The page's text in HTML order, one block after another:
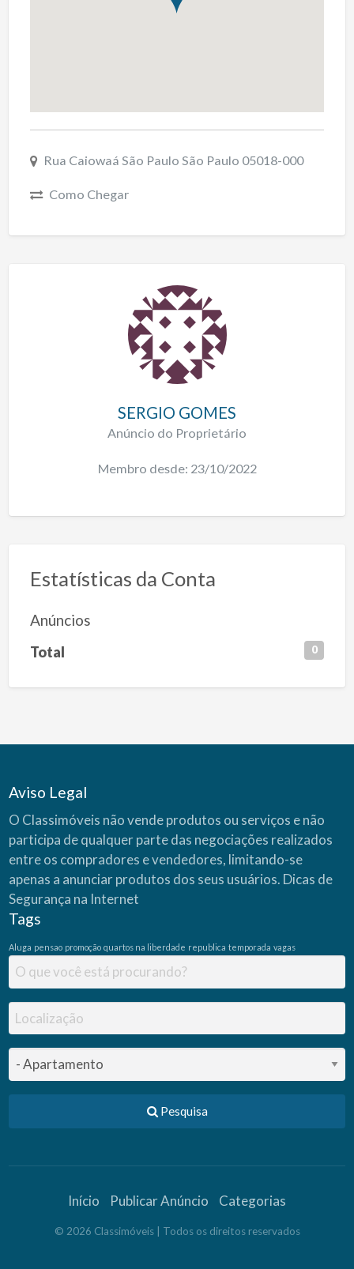
Rua Caiowaá São Paulo São Paulo 05018-000
Como Chegar
SERGIO GOMES
Anúncio do Proprietário
Membro desde: 23/10/2022
Estatísticas da Conta
Anúncios
Total 0
Aviso Legal
O Classimóveis não vende produtos ou serviços e não
participa de qualquer parte das negociações realizados
entre os compradores e vendedores, limitando-se
apenas a anunciar produtos dos seus usuários. Dicas de
Segurança na Internet
Tags
Aluga pensao promoção quartos na liberdade republica temporada vagas
Pesquisa
Início Publicar Anúncio Categorias
© 2026 Classimóveis| Todos os direitos reservados